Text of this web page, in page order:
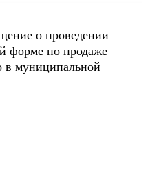
о проведении
форме по продаже
в муниципальной